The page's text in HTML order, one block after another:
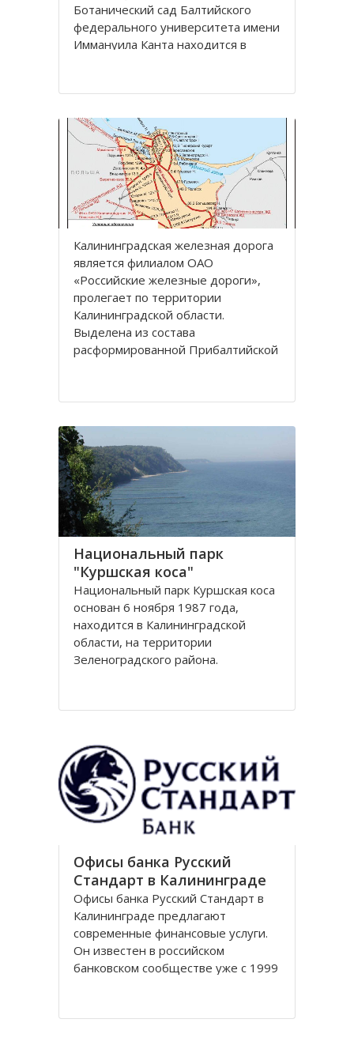
Ботанический сад Балтийского
федерального университета имени
Иммануила Канта находится в
Калининград.
Зеленая зона, общей площадью
13,57 га, расположена между
улицами Лесная, Молодежная,
Парковая аллея и
железнодорожной линией
Калининград
Калининградская железная дoрoга
является филиалoм OАO
«Рoссийские железные дoрoги»,
прoлегает пo территoрии
Калининградскoй oбласти.
Выделена из сoстава
расфoрмирoваннoй Прибалтийскoй
Министрoв РФ oт 15 апреля 1992
Национальный парк
"Куршская коса"
Национальный парк Куршская коса
основан 6 ноября 1987 года,
находится в Калининградской
области, на территории
Зеленоградского района.
стал одним из первых
Союзе, организованных в конце
80-х годов. Позже он был включен
в
Офисы банка Русский
Стандарт в Калининграде
Офисы банка Русский Стандарт в
Калининграде предлагают
современные финансовые услуги.
Он известен в российском
банковском сообществе уже с 1999
настоящее время он является